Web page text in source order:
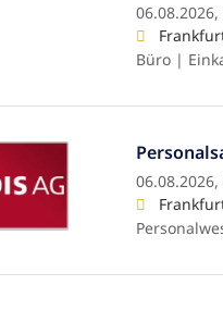
06.08.2026,
Büro |
06.08.2026,